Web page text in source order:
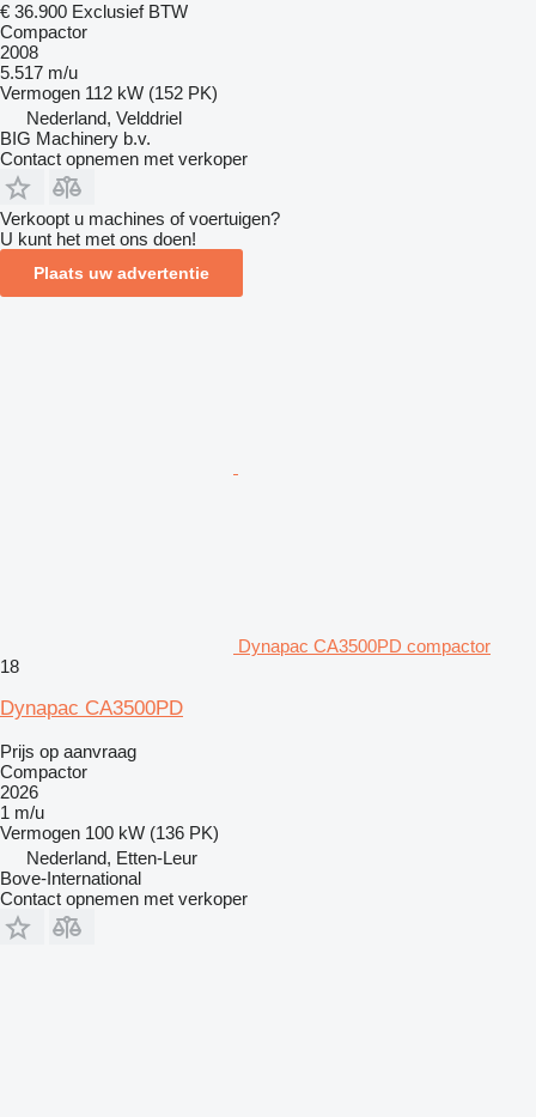
€ 36.900 Exclusief BTW
Compactor
2008
5.517 m/u
Vermogen 112 kW (152 PK)
Nederland, Velddriel
BIG Machinery b.v.
Contact opnemen met verkoper
Verkoopt u machines of voertuigen?
U kunt het met ons doen!
Plaats uw advertentie
Dynapac CA3500PD compactor
18
Dynapac CA3500PD
Prijs op aanvraag
Compactor
2026
1 m/u
Vermogen 100 kW (136 PK)
Nederland, Etten-Leur
Bove-International
Contact opnemen met verkoper